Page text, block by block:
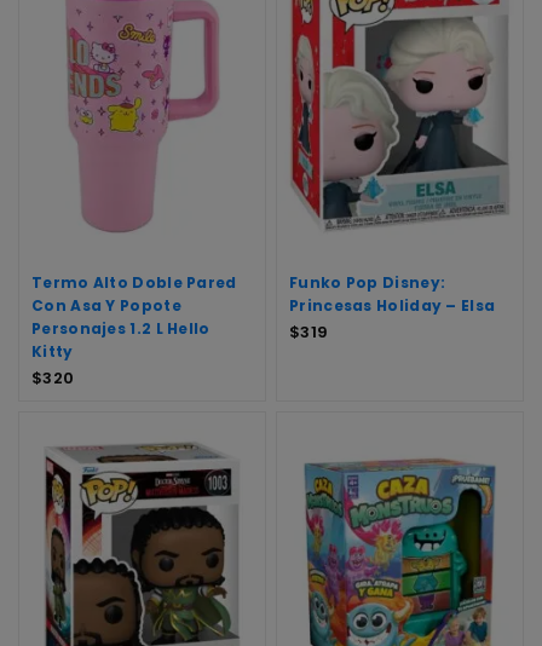
Termo Alto Doble Pared
Con Asa Y Popote
Personajes 1.2 L Hello
Kitty
$320
Funko Pop Disney:
Princesas Holiday – Elsa
$319